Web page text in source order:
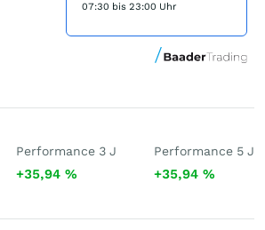
07:30 bis 23:00 Uhr
Performance 3 J
+35,94 %
Performance 5 J
+35,94 %